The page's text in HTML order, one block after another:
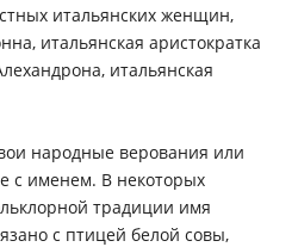
итальянских женщин,
итальянская аристократка
итальянская
народные верования или
с именем. В некоторых
традиции имя
с птицей белой совы,